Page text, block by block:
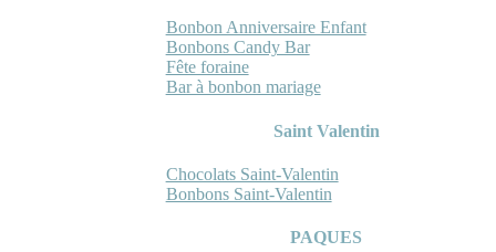
Bonbon Anniversaire Enfant
Bonbons Candy Bar
Fête foraine
Bar à bonbon mariage
Saint Valentin
Chocolats Saint-Valentin
Bonbons Saint-Valentin
PAQUES